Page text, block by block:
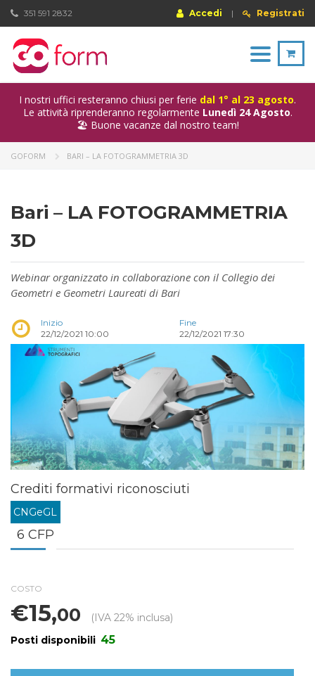
Accedi | Registrati
351 591 2832
Toggle
navigation
I nostri uffici resteranno chiusi per ferie dal 1° al 23 agosto.
Le attività riprenderanno regolarmente Lunedì 24 Agosto.
🏖️ Buone vacanze dal nostro team!
GOFORM BARI – LA FOTOGRAMMETRIA 3D
Bari – LA FOTOGRAMMETRIA
3D
Webinar organizzato in collaborazione con il Collegio dei
Geometri e Geometri Laureati di Bari
Inizio
22/12/2021 10:00
Fine
22/12/2021 17:30
Crediti formativi riconosciuti
CNGeGL
6 CFP
COSTO
€15,00
(IVA 22% inclusa)
Posti disponibili 45